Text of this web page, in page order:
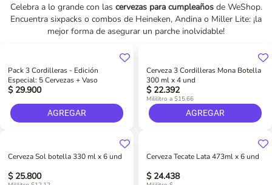
Celebra a lo grande con las cervezas para cumpleañosde WeShop.
Encuentra sixpacks o combos de Heineken, Andina o Miller Lite: ¡la
mejor forma de asegurar un parche inolvidable!
Pack 3 Cordilleras - Edición
Especial: 5 Cervezas + Vaso
$ 29.900
AGREGAR
Cerveza 3 Cordilleras Mona Botella
300 ml x 4 und
$ 22.392
Mililitro a $15.66
AGREGAR
Cerveza Sol botella 330 ml x 6 und
$ 25.800
Cerveza Tecate Lata 473ml x 6 und
$ 24.438